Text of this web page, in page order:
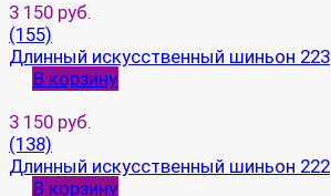
3 150 руб.
(155)
Длинный искусственный шиньон 223
В корзину
3 150 руб.
(138)
Длинный искусственный шиньон 222
В корзину